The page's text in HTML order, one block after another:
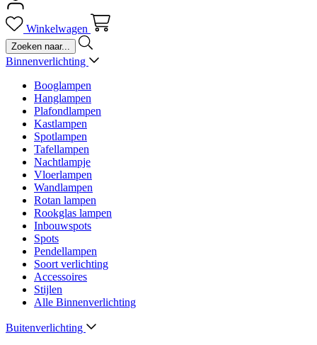
Winkelwagen
Binnenverlichting
Booglampen
Hanglampen
Plafondlampen
Kastlampen
Spotlampen
Tafellampen
Nachtlampje
Vloerlampen
Wandlampen
Rotan lampen
Rookglas lampen
Inbouwspots
Spots
Pendellampen
Soort verlichting
Accessoires
Stijlen
Alle Binnenverlichting
Buitenverlichting